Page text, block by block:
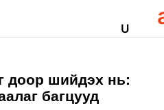
доор шийдэх нь:
багцууд